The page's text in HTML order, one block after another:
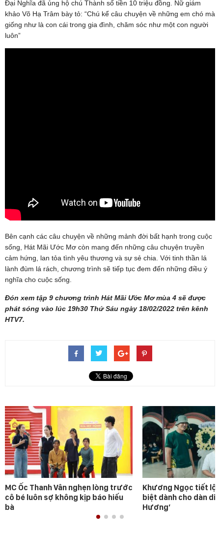
Đại Nghĩa đã ủng hộ chú Thành số tiền 10 triệu đồng. Nữ giám
khảo Võ Hạ Trâm bày tỏ: “Chú kể câu chuyện về những em chó mà
giống như là con cái trong gia đình, chăm sóc như một con người
luôn”
Bên cạnh các câu chuyện về những mảnh đời bất hạnh trong cuộc
sống, Hát Mãi Ước Mơ còn mang đến những câu chuyện truyền
cảm hứng, lan tỏa tình yêu thương và sự sẻ chia. Với tinh thần lá
lành đùm lá rách, chương trình sẽ tiếp tục đem đến những điều ý
nghĩa cho cuộc sống.
Đón xem tập 9 chương trình Hát Mãi Ước Mơ mùa 4 sẽ được
phát sóng vào lúc 19h30 Thứ Sáu ngày 18/02/2022 trên kênh
HTV7.
MC Ốc Thanh Vân nghẹn lòng trước
cô bé luôn sợ không kịp báo hiếu
bà
Khương Ngọc tiết lộ
biệt dành cho dàn
Hương’